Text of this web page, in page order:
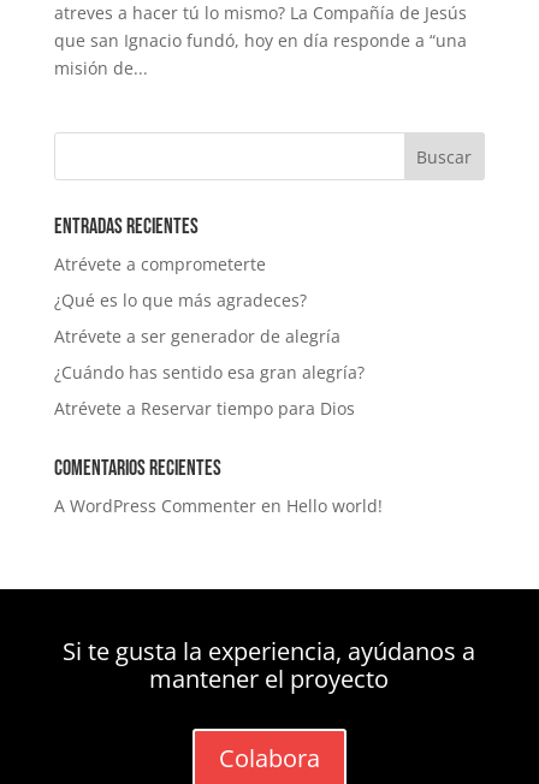
atreves a hacer tú lo mismo? La Compañía de Jesús
que san Ignacio fundó, hoy en día responde a “una
misión de...
Entradas recientes
Atrévete a comprometerte
¿Qué es lo que más agradeces?
Atrévete a ser generador de alegría
¿Cuándo has sentido esa gran alegría?
Atrévete a Reservar tiempo para Dios
Comentarios recientes
A WordPress Commenteren Hello world!
Si te gusta la experiencia, ayúdanos a
mantener el proyecto
Colabora